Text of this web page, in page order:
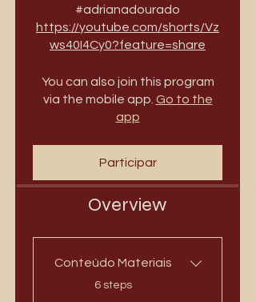
https://youtube.com/shorts/Vz
ws40I4Cy0?feature=share
You can also join this program
via the mobile app. Go to the
app
Participar
Overview
Conteúdo Materiais
.
6 steps